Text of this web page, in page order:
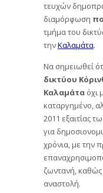
τευχών
διαμόρφωση
τμήμα του
τηνΚαλαμάτα.
Να σημειωθεί
δικτύου
Καλαμάτα όχι
καταργημένο,
2011 εξαιτίας
για
χρόνια, με την
ζωντανή, καθώς
αναστολή.